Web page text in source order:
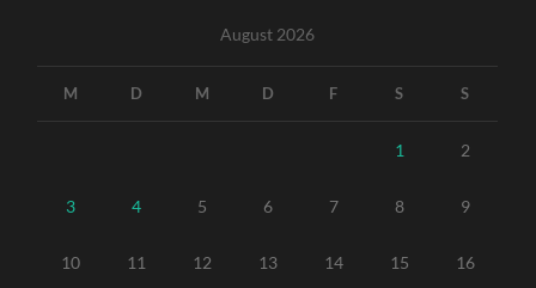
August 2026
M D M D F S S
1 2
3 4 5 6 7 8 9
10 11 12 13 14 15 16